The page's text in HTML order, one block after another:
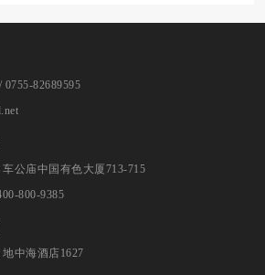
0755-82689595
公庙中国有色大厦713-715
800-9385
中海酒店1627